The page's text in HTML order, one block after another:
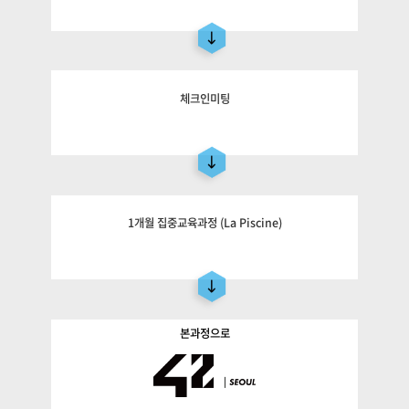
체크인미팅
1개월 집중교육과정 (La Piscine)
본과정으로